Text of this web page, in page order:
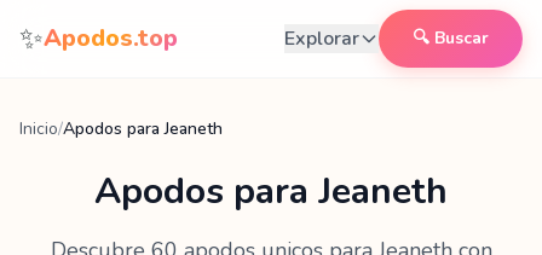
Saltar al contenido
✨Apodos.top Explorar 🔍 Buscar
Inicio/Apodos para Jeaneth
Apodos para Jeaneth